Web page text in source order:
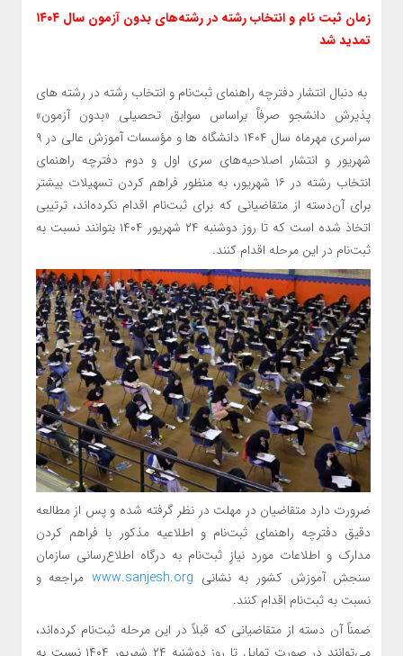
زمان ثبت نام و انتخاب رشته در رشته‌های بدون آزمون سال ۱۴۰۴
تمدید شد
به دنبال انتشار دفترچه راهنمای ثبت‌نام و انتخاب رشته در رشته های
پذیرش دانشجو صرفاً براساس سوابق تحصیلی «بدون آزمون»
سراسری مهرماه سال ۱۴۰۴ دانشگاه ها و مؤسسات آموزش عالی در ۹
شهریور و انتشار اصلاحیه‌های سری اول و دوم دفترچه راهنمای
انتخاب رشته در ۱۶ شهریور، به منظور فراهم کردن تسهیلات بیشتر
برای آن‌دسته از متقاضیانی که برای ثبت‌نام اقدام نکرده‌اند، ترتیبی
اتخاذ شده است که تا روز دوشنبه ۲۴ شهریور ۱۴۰۴ بتوانند نسبت به
ثبت‌نام در این مرحله اقدام کنند.
ضرورت دارد متقاضیان در مهلت در نظر گرفته شده و پس از مطالعه
دقیق دفترچه راهنمای ثبت‌نام و اطلاعیه مذکور با فراهم کردن
مدارک و اطلاعات مورد نیازِ ثبت‌نام به درگاه اطلاع‌رسانی سازمان
سنجش آموزش کشور به نشانی www.sanjesh.orgمراجعه و
نسبت به ثبت‌نام اقدام کنند.
ضمناً آن ‌دسته از متقاضیانی که قبلاً در این مرحله ثبت‌نام کرده‌اند،
می‌توانند در صورت تمایل تا روز دوشنبه ۲۴ شهریور ۱۴۰۴ نسبت به